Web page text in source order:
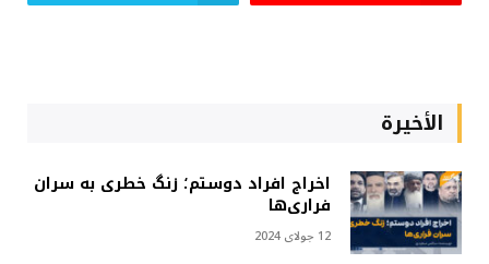
الأخيرة
اخراج افراد دوستم؛ زنگ خطری به سران
فراری‌ها
12 جولای 2024